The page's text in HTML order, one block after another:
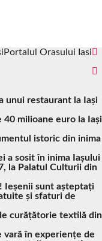
Portalul Orasului Iasi
unui restaurant la Iași
milioane euro la Iași
istoric din inima
a sosit în inima Iașului
la Palatul Culturii din
Ieșenii sunt așteptați
și sfaturi de
curățătorie textilă din
vară în experiențe de